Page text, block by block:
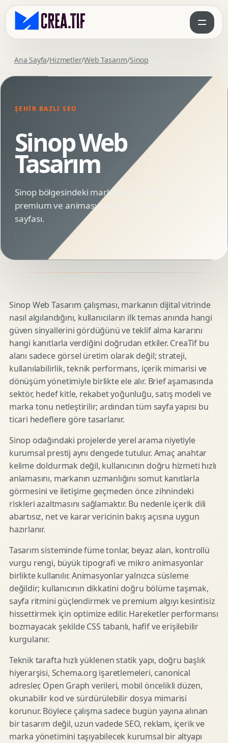
Ana Sayfa/Hizmetler/Web Tasarım/Sinop
ŞEHIR BAZLI SEO
Sinop Web
Tasarım
Sinop bölgesindeki markalar için SEO uyumlu,
premium ve animasyonlu Web Tasarım hizmet
sayfası.
Sinop Web Tasarım çalışması, markanın dijital vitrinde
nasıl algılandığını, kullanıcıların ilk temas anında hangi
güven sinyallerini gördüğünü ve teklif alma kararını
hangi kanıtlarla verdiğini doğrudan etkiler. CreaTif bu
alanı sadece görsel üretim olarak değil; strateji,
kullanılabilirlik, teknik performans, içerik mimarisi ve
dönüşüm yönetimiyle birlikte ele alır. Brief aşamasında
sektör, hedef kitle, rekabet yoğunluğu, satış modeli ve
marka tonu netleştirilir; ardından tüm sayfa yapısı bu
ticari hedeflere göre tasarlanır.
Sinop odağındaki projelerde yerel arama niyetiyle
kurumsal prestij aynı dengede tutulur. Amaç anahtar
kelime doldurmak değil, kullanıcının doğru hizmeti hızlı
anlamasını, markanın uzmanlığını somut kanıtlarla
görmesini ve iletişime geçmeden önce zihnindeki
riskleri azaltmasını sağlamaktır. Bu nedenle içerik dili
abartısız, net ve karar vericinin bakış açısına uygun
hazırlanır.
Tasarım sisteminde füme tonlar, beyaz alan, kontrollü
vurgu rengi, büyük tipografi ve mikro animasyonlar
birlikte kullanılır. Animasyonlar yalnızca süsleme
değildir; kullanıcının dikkatini doğru bölüme taşımak,
sayfa ritmini güçlendirmek ve premium algıyı kesintisiz
hissettirmek için optimize edilir. Hareketler performansı
bozmayacak şekilde CSS tabanlı, hafif ve erişilebilir
kurgulanır.
Teknik tarafta hızlı yüklenen statik yapı, doğru başlık
hiyerarşisi, Schema.org işaretlemeleri, canonical
adresler, Open Graph verileri, mobil öncelikli düzen,
okunabilir kod ve sürdürülebilir dosya mimarisi
korunur. Böylece çalışma sadece bugün yayına alınan
bir tasarım değil, uzun vadede SEO, reklam, içerik ve
marka yönetimini taşıyabilecek kurumsal bir altyapı